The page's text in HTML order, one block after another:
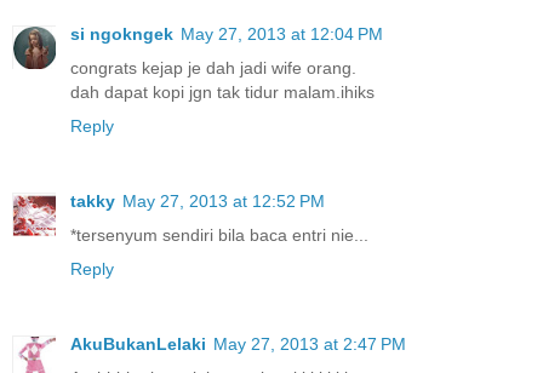
si ngokngek May 27, 2013 at 12:04 PM
congrats kejap je dah jadi wife orang.
dah dapat kopi jgn tak tidur malam.ihiks
Reply
takky May 27, 2013 at 12:52 PM
*tersenyum sendiri bila baca entri nie...
Reply
AkuBukanLelaki May 27, 2013 at 2:47 PM